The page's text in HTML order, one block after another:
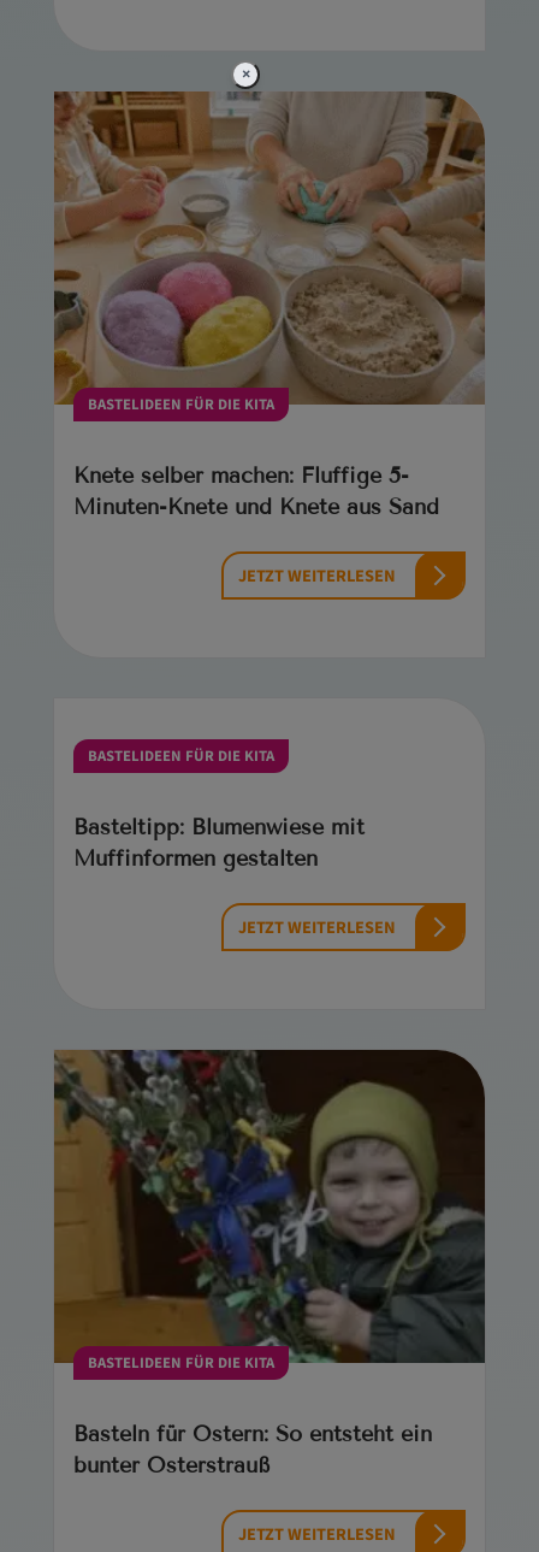
×
BASTELIDEEN FÜR DIE KITA
Knete selber machen: Fluffige 5-
Minuten-Knete und Knete aus Sand
JETZT WEITERLESEN
BASTELIDEEN FÜR DIE KITA
Basteltipp: Blumenwiese mit
Muffinformen gestalten
JETZT WEITERLESEN
BASTELIDEEN FÜR DIE KITA
Basteln für Ostern: So entsteht ein
bunter Osterstrauß
JETZT WEITERLESEN